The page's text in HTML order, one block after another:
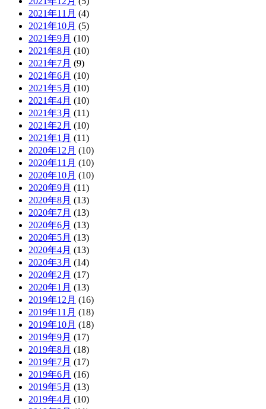
2021年11月 (4)
2021年10月 (5)
2021年9月 (10)
2021年8月 (10)
2021年7月 (9)
2021年6月 (10)
2021年5月 (10)
2021年4月 (10)
2021年3月 (11)
2021年2月 (10)
2021年1月 (11)
2020年12月 (10)
2020年11月 (10)
2020年10月 (10)
2020年9月 (11)
2020年8月 (13)
2020年7月 (13)
2020年6月 (13)
2020年5月 (13)
2020年4月 (13)
2020年3月 (14)
2020年2月 (17)
2020年1月 (13)
2019年12月 (16)
2019年11月 (18)
2019年10月 (18)
2019年9月 (17)
2019年8月 (18)
2019年7月 (17)
2019年6月 (16)
2019年5月 (13)
2019年4月 (10)